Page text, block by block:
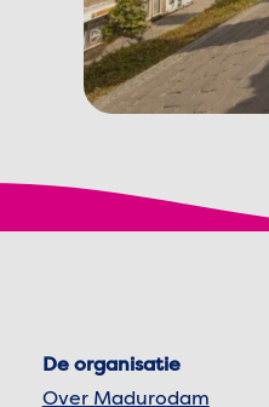
De organisatie
Over Madurodam